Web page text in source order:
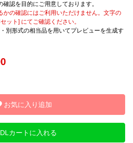
認を目的にご用意しております。
かの確認にはご利用いただけません。文字の
ット] にてご確認ください。
別形式の相当品を用いてプレビューを生成す
お気に入り追加
DLカートに入れる